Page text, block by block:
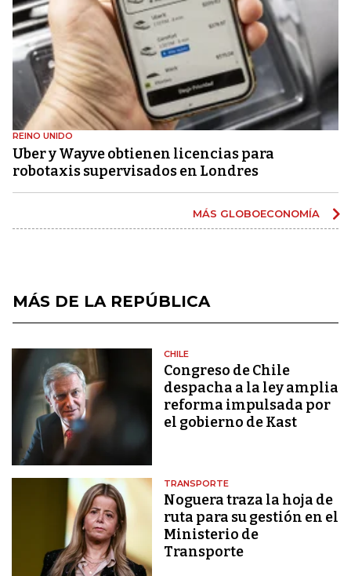
REINO UNIDO
Uber y Wayve obtienen licencias para
robotaxis supervisados ​​en Londres
MÁS GLOBOECONOMÍA
MÁS DE LA REPÚBLICA
CHILE
Congreso de Chile
despacha a la ley amplia
reforma impulsada por
el gobierno de Kast
TRANSPORTE
Noguera traza la hoja de
ruta para su gestión en el
Ministerio de
Transporte